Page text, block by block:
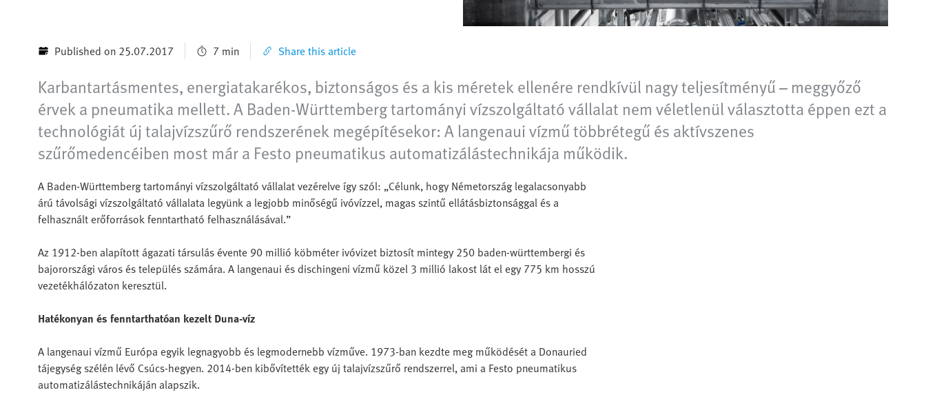
Published on 25.07.2017 7 min Share this article
Karbantartásmentes, energiatakarékos, biztonságos és a kis méretek ellenére rendkívül nagy teljesítményű – meggyőző
érvek a pneumatika mellett. A Baden-Württemberg tartományi vízszolgáltató vállalat nem véletlenül választotta éppen ezt a
technológiát új talajvízszűrő rendszerének megépítésekor: A langenaui vízmű többrétegű és aktívszenes
szűrőmedencéiben most már a Festo pneumatikus automatizálástechnikája működik.
A Baden-Württemberg tartományi vízszolgáltató vállalat vezérelve így szól: „Célunk, hogy Németország legalacsonyabb
árú távolsági vízszolgáltató vállalata legyünk a legjobb minőségű ivóvízzel, magas szintű ellátásbiztonsággal és a
felhasznált erőforrások fenntartható felhasználásával.”
Az 1912-ben alapított ágazati társulás évente 90 millió köbméter ivóvizet biztosít mintegy 250 baden-württembergi és
bajorországi város és település számára. A langenaui és dischingeni vízmű közel 3 millió lakost lát el egy 775 km hosszú
vezetékhálózaton keresztül.
Hatékonyan és fenntarthatóan kezelt Duna-víz
A langenaui vízmű Európa egyik legnagyobb és legmodernebb vízműve. 1973-ban kezdte meg működését a Donauried
tájegység szélén lévő Csúcs-hegyen. 2014-ben kibővítették egy új talajvízszűrő rendszerrel, ami a Festo pneumatikus
automatizálástechnikáján alapszik.